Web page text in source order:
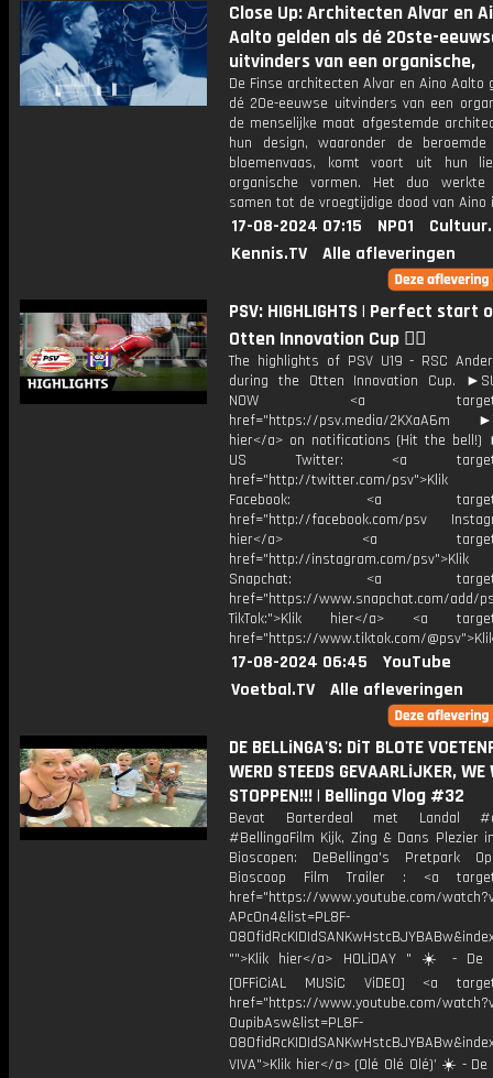
Close Up: Architecten Alvar en
Aalto gelden als dé 20ste-
uitvinders van een organische,
De Finse architecten Alvar en Aino Aalto
dé 20e-eeuwse uitvinders van een
de menselijke maat afgestemde
hun design, waaronder de beroemde
bloemenvaas, komt voort uit hun
organische vormen. Het duo werkte
samen tot de vroegtijdige dood van Aino
17-08-2024 07:15 NPO1
Kennis.TV
Alle afleveringen
PSV: HIGHLIGHTS | Perfect start
Otten Innovation Cup 😮‍💨
The highlights of PSV U19 - RSC
during the Otten Innovation Cup.
NOW <a
href="https://psv.media/2KXaA6m
hier</a> on notifications (Hit the bell!)
US Twitter: <a
href="http://twitter.com/psv">Klik
Facebook: <a
href="http://facebook.com/psv
hier</a> <a
href="http://instagram.com/
Snapchat: <a
href="https://www.snapchat.com/add/
TikTok:">Klik hier</a> <a
href="https://www.tiktok.com/
17-08-2024 06:45
YouTube
Voetbal.TV
Alle afleveringen
DE BELLiNGA'S: DiT BLOTE
WERD STEEDS GEVAARLiJKER, WE
STOPPEN!!! | Bellinga Vlog #32
Bevat Barterdeal met Landal
#BellingaFilm Kijk, Zing & Dans Plezier
Bioscopen: DeBellinga's Pretpark
Bioscoop Film Trailer : <a
href="https://www.youtube.com/
APcOn4&list=PL8F-
"">Klik hier</a> HOLiDAY " ☀️ - De
[OFFiCiAL MUSiC ViDEO] <a
href="https://www.youtube.com/
OupibAsw&list=PL8F-
VIVA">Klik hier</a> (Olé Olé Olé)’ ☀️ - De